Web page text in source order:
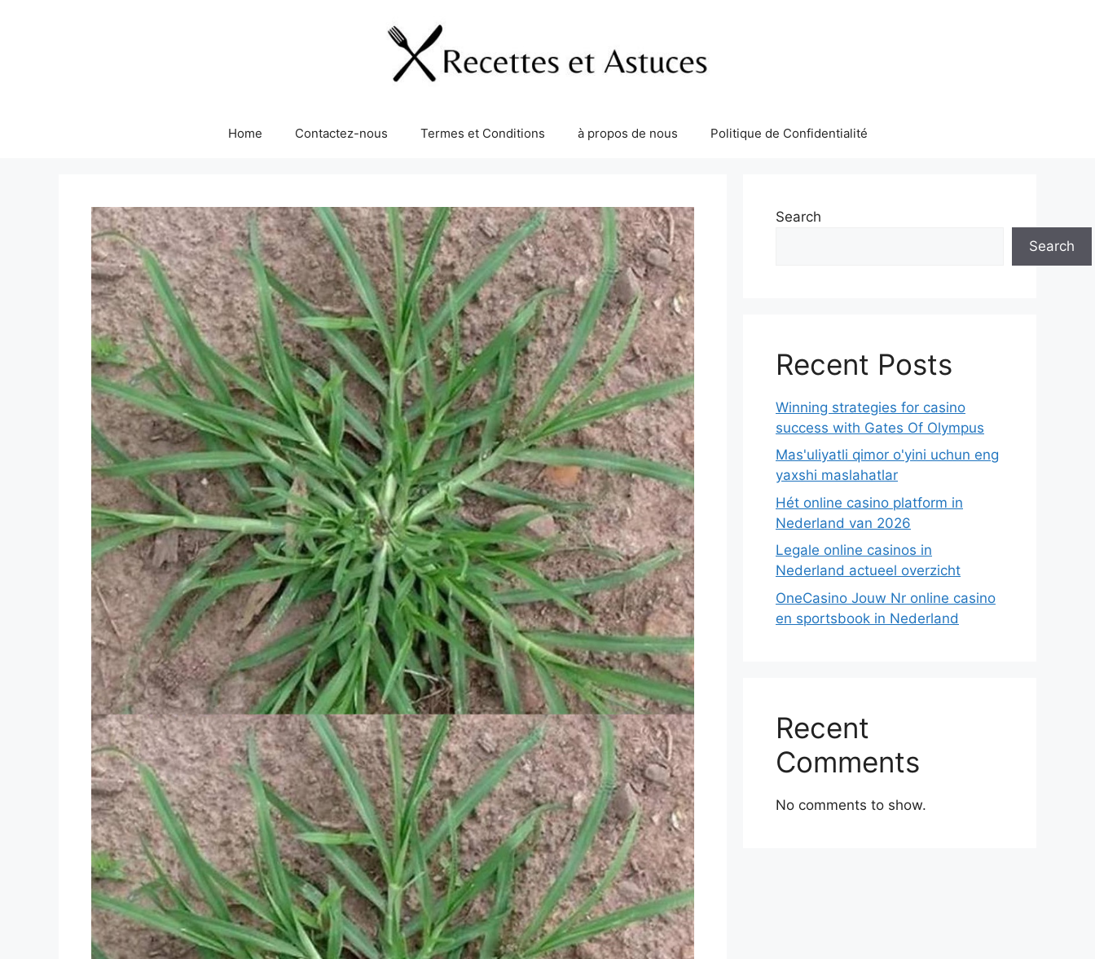
Home Contactez-nous Termes et Conditions à propos de nous Politique de Confidentialité
Search
Search
Recent Posts
Winning strategies for casino
success with Gates Of Olympus
Mas'uliyatli qimor o'yini uchun eng
yaxshi maslahatlar
Hét online casino platform in
Nederland van 2026
Legale online casinos in
Nederland actueel overzicht
OneCasino Jouw Nr online casino
en sportsbook in Nederland
Recent
Comments
No comments to show.